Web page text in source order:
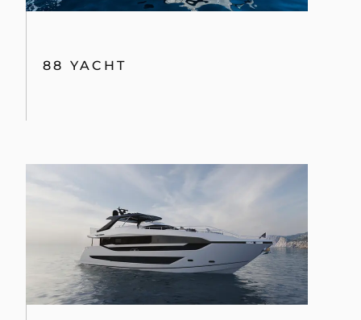
88 YACHT